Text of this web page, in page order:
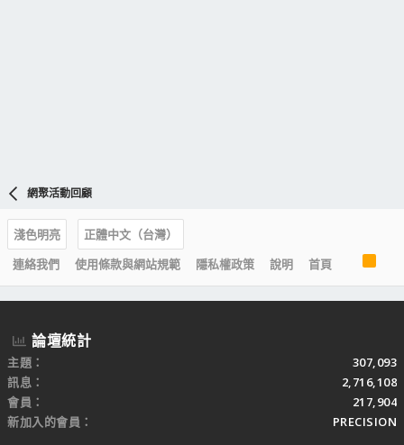
網聚活動回顧
淺色明亮
正體中文（台灣）
連絡我們
使用條款與網站規範 隱私權政策 說明 首頁
S
論壇統計
主題
307,093
訊息
2,716,108
會員
217,904
新加入的會員
PRECISION